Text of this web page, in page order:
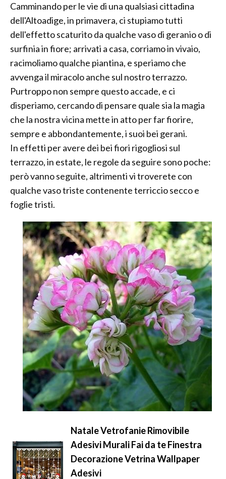
Camminando per le vie di una qualsiasi cittadina
dell'Altoadige, in primavera, ci stupiamo tutti
dell'effetto scaturito da qualche vaso di geranio o di
surfinia in fiore; arrivati a casa, corriamo in vivaio,
racimoliamo qualche piantina, e speriamo che
avvenga il miracolo anche sul nostro terrazzo.
Purtroppo non sempre questo accade, e ci
disperiamo, cercando di pensare quale sia la magia
che la nostra vicina mette in atto per far fiorire,
sempre e abbondantemente, i suoi bei gerani.
In effetti per avere dei bei fiori rigogliosi sul
terrazzo, in estate, le regole da seguire sono poche:
però vanno seguite, altrimenti vi troverete con
qualche vaso triste contenente terriccio secco e
foglie tristi.
Natale Vetrofanie Rimovibile
Adesivi Murali Fai da te Finestra
Decorazione Vetrina Wallpaper
Adesivi